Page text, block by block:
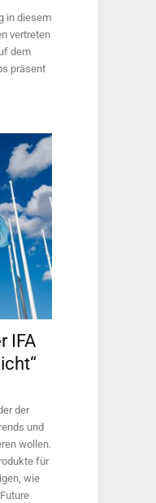
in diesem
vertreten
dem
präsent
IFA
der
und
wollen.
für
wie